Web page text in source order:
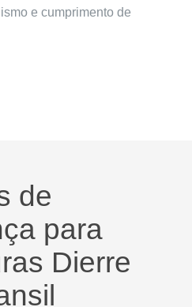
e cumprimento de
de
para
Dierre